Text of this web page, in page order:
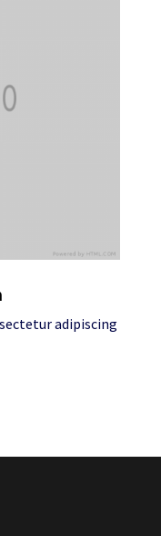
adipiscing